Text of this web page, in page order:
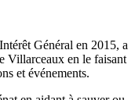
Général en 2015, a
Villarceaux en le faisant
et événements.